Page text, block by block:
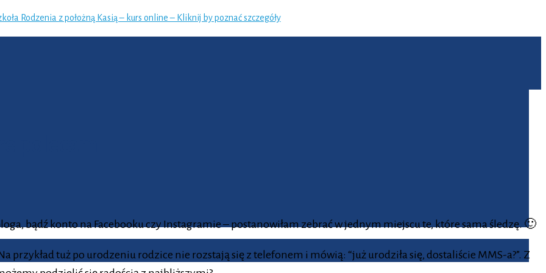
Rodzenia z położną Kasią – kurs online – Kliknij by poznać szczegóły
polecam
bądź konto na Facebooku czy Instagramie – postanowiłam zebrać w jednym miejscu te, które sama śledzę. 🙂
przykład tuż po urodzeniu rodzice nie rozstają się z telefonem i mówią: “już urodziła się, dostaliście MMS-a?”. Z